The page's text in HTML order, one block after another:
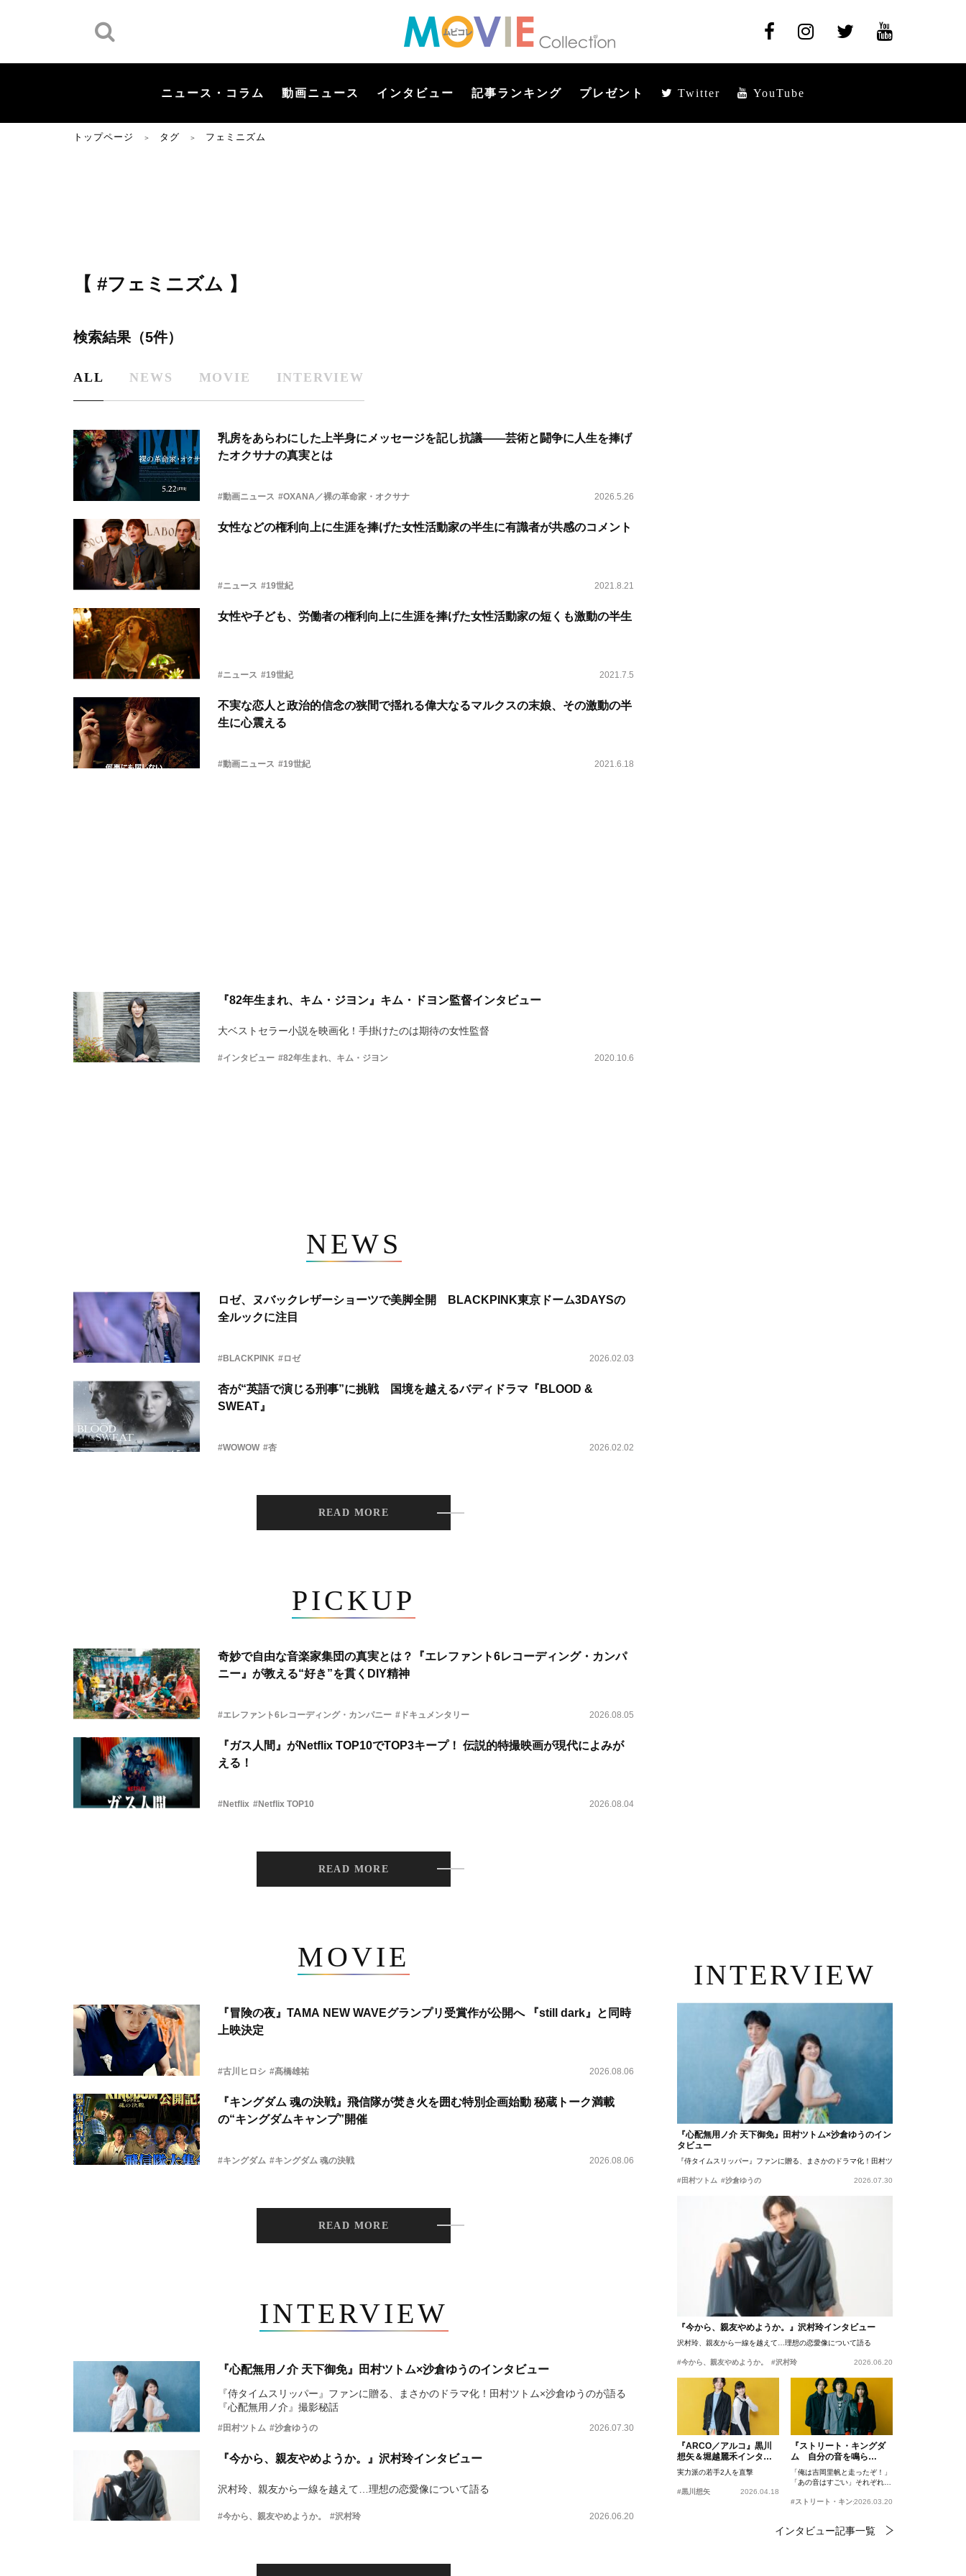
ニュース・コラム 動画ニュース インタビュー 記事ランキング プレゼント Twitter YouTube
トップページ ＞ タグ ＞ フェミニズム
【 #フェミニズム 】
検索結果（5件）
ALL NEWS MOVIE INTERVIEW
乳房をあらわにした上半身にメッセージを記し抗議――芸術と闘争に人生を捧げ
たオクサナの真実とは
#動画ニュース #OXANA／裸の革命家・オクサナ 2026.5.26
女性などの権利向上に生涯を捧げた女性活動家の半生に有識者が共感のコメント
#ニュース #19世紀 2021.8.21
女性や子ども、労働者の権利向上に生涯を捧げた女性活動家の短くも激動の半生
#ニュース #19世紀 2021.7.5
不実な恋人と政治的信念の狭間で揺れる偉大なるマルクスの末娘、その激動の半
生に心震える
#動画ニュース #19世紀 2021.6.18
『82年生まれ、キム・ジヨン』キム・ドヨン監督インタビュー
大ベストセラー小説を映画化！手掛けたのは期待の女性監督
#インタビュー #82年生まれ、キム・ジヨン 2020.10.6
NEWS
ロゼ、ヌバックレザーショーツで美脚全開 BLACKPINK東京ドーム3DAYSの
全ルックに注目
#BLACKPINK #ロゼ 2026.02.03
杏が“英語で演じる刑事”に挑戦 国境を越えるバディドラマ『BLOOD &
SWEAT』
#WOWOW #杏 2026.02.02
READ MORE
PICKUP
奇妙で自由な音楽家集団の真実とは？『エレファント6レコーディング・カンパ
ニー』が教える“好き”を貫くDIY精神
#エレファント6レコーディング・カンパニー #ドキュメンタリー 2026.08.05
『ガス人間』がNetflix TOP10でTOP3キープ！ 伝説的特撮映画が現代によみが
える！
#Netflix #Netflix TOP10 2026.08.04
READ MORE
MOVIE
『冒険の夜』TAMA NEW WAVEグランプリ受賞作が公開へ 『still dark』と同時
上映決定
#古川ヒロシ #髙橋雄祐 2026.08.06
『キングダム 魂の決戦』飛信隊が焚き火を囲む特別企画始動 秘蔵トーク満載
の“キングダムキャンプ”開催
#キングダム #キングダム 魂の決戦 2026.08.06
READ MORE
INTERVIEW
『心配無用ノ介 天下御免』田村ツトム×沙倉ゆうのインタビュー
『侍タイムスリッパー』ファンに贈る、まさかのドラマ化！田村ツトム×沙倉ゆうのが語る
『心配無用ノ介』撮影秘話
#田村ツトム #沙倉ゆうの 2026.07.30
『今から、親友やめようか。』沢村玲インタビュー
沢村玲、親友から一線を越えて…理想の恋愛像について語る
#今から、親友やめようか。 #沢村玲 2026.06.20
INTERVIEW
『心配無用ノ介 天下御免』田村ツトム×沙倉ゆうのイン
タビュー
『侍タイムスリッパー』ファンに贈る、まさかのドラマ化！田村ツトム×沙倉ゆうのが語
#田村ツトム #沙倉ゆうの 2026.07.30
『今から、親友やめようか。』沢村玲インタビュー
沢村玲、親友から一線を越えて…理想の恋愛像について語る
#今から、親友やめようか。 #沢村玲 2026.06.20
『ARCO／アルコ』黒川
想矢＆堀越麗禾インタビ
ュー
実力派の若手2人を直撃
#黒川想矢 2026.04.18
『ストリート・キングダ
ム 自分の音を鳴ら
せ。』峯田和伸、若葉竜
也、吉岡里帆インタビュ
ー
「俺は吉岡里帆と走ったぞ！」
「あの音はすごい」それぞれの
#ストリート・キングダム 自分の音を鳴らせ。
2026.03.20
インタビュー記事一覧